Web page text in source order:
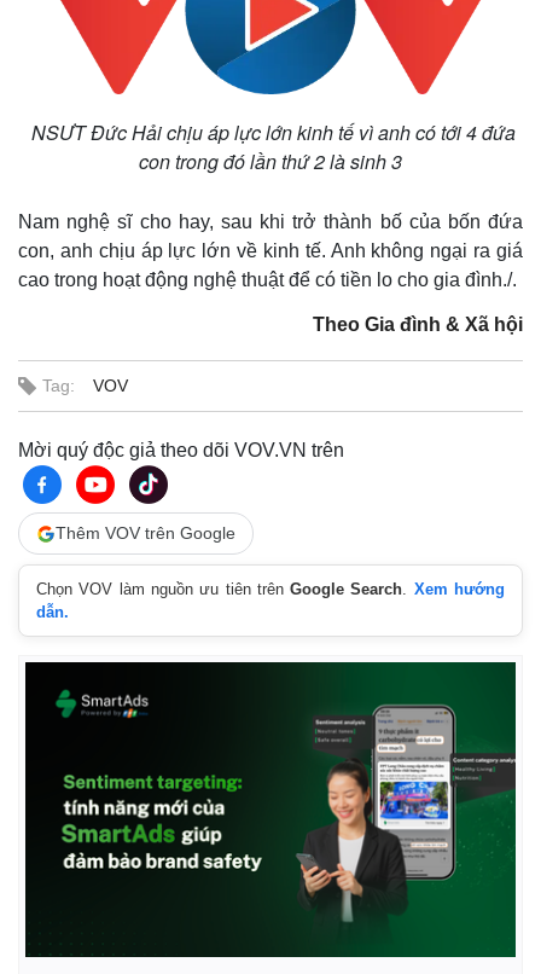
Thể thao
Bóng đá
Lịch thi đấu bóng đá
Thế giới thể thao
eSports
Hậu trường
Ô tô - Xe máy
Xe máy
Tư vấn
NSƯT Đức Hải chịu áp lực lớn kinh tế vì anh có tới 4 đứa
con trong đó lần thứ 2 là sinh 3
Nam nghệ sĩ cho hay, sau khi trở thành bố của bốn đứa
con, anh chịu áp lực lớn về kinh tế. Anh không ngại ra giá
cao trong hoạt động nghệ thuật để có tiền lo cho gia đình./.
Theo Gia đình & Xã hội
Tag: VOV
Mời quý độc giả theo dõi VOV.VN trên
Thêm VOV trên Google
Chọn VOV làm nguồn ưu tiên trênGoogle Search. Xem hướng
dẫn.